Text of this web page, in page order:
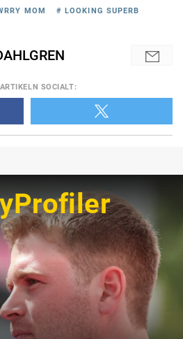
MOM # LOOKING SUPERB
ARTIKELN SOCIALT: